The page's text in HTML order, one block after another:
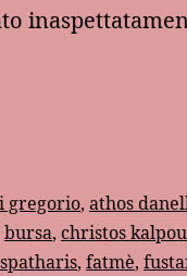
gregorio, athos
bursa, christos
, fatmè,